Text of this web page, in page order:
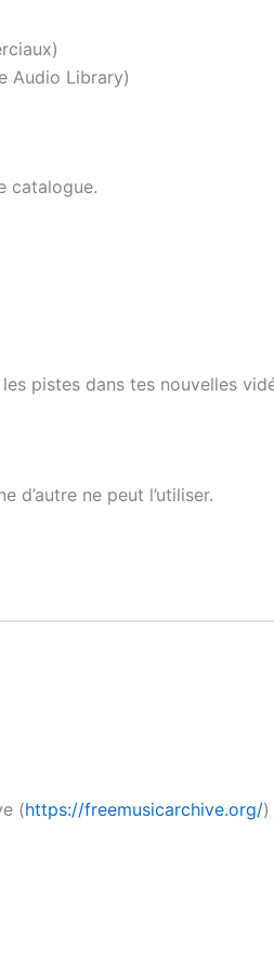
Audio Library)
catalogue.
pistes dans tes nouvelles
d’autre ne peut l’utiliser.
(https://freemusicarchive.org/)